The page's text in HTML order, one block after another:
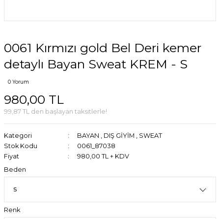
0061 Kırmızı gold Bel Deri kemer
detaylı Bayan Sweat KREM - S
0 Yorum
980,00 TL
99,87 TL den başlayan taksitlerle!
Kategori BAYAN , DIŞ GİYİM , SWEAT
Stok Kodu
0061_87038
Fiyat
980,00 TL + KDV
Beden
Renk